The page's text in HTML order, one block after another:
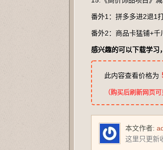
番外1：拼多多进2退1
番外2：商品卡猛铺+千
感兴趣的可以下载学习
此内容查看价格为
（购买后刷新网页
本文作者:
这里只更新